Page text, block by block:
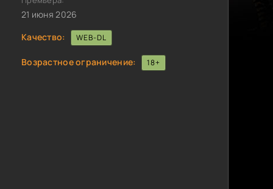
21 июня 2026
Качество:
WEB-DL
Возрастное ограничение: 18+